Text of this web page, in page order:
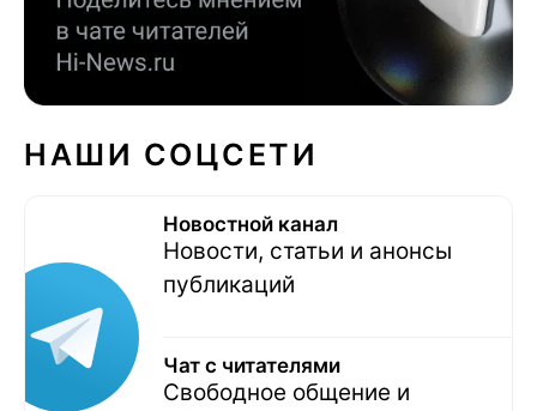
НАШИ СОЦСЕТИ
Новостной канал
Новости, статьи и анонсы
публикаций
Чат с читателями
Свободное общение и